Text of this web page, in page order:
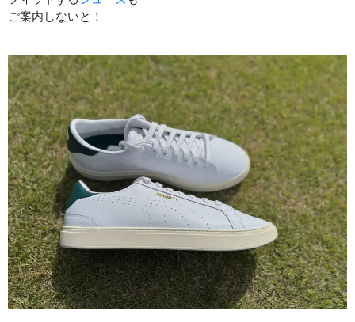
ご案内しないと！